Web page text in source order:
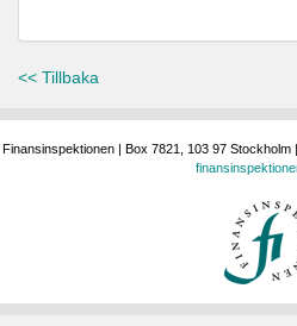
<< Tillbaka
Finansinspektionen | Box 7821, 103 97